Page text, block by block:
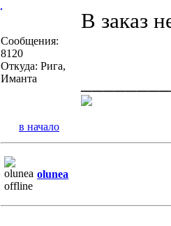
Сообщения:
8120
Откуда: Рига,
Иманта
В заказ
в начало
olunea